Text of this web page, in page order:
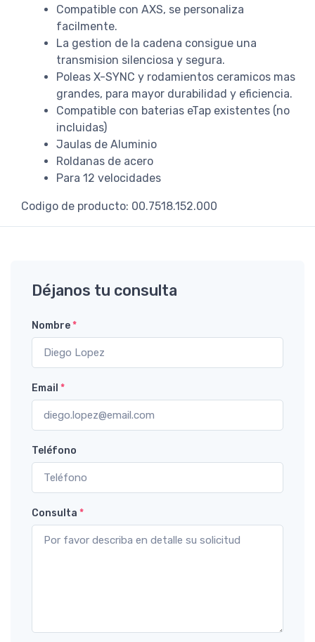
Compatible con AXS, se personaliza
facilmente.
La gestion de la cadena consigue una
transmision silenciosa y segura.
Poleas X-SYNC y rodamientos ceramicos mas
grandes, para mayor durabilidad y eficiencia.
Compatible con baterias eTap existentes (no
incluidas)
Jaulas de Aluminio
Roldanas de acero
Para 12 velocidades
Codigo de producto: 00.7518.152.000
Déjanos tu consulta
Nombre*
Email *
Teléfono
Consulta *